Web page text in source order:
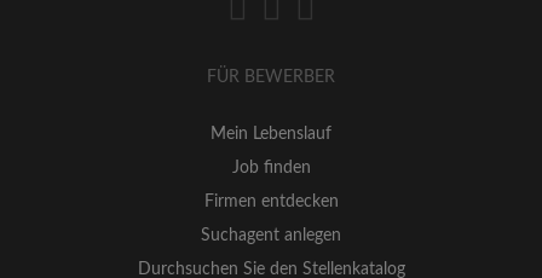
FÜR BEWERBER
Mein Lebenslauf
Job finden
Firmen entdecken
Suchagent anlegen
Durchsuchen Sie den Stellenkatalog